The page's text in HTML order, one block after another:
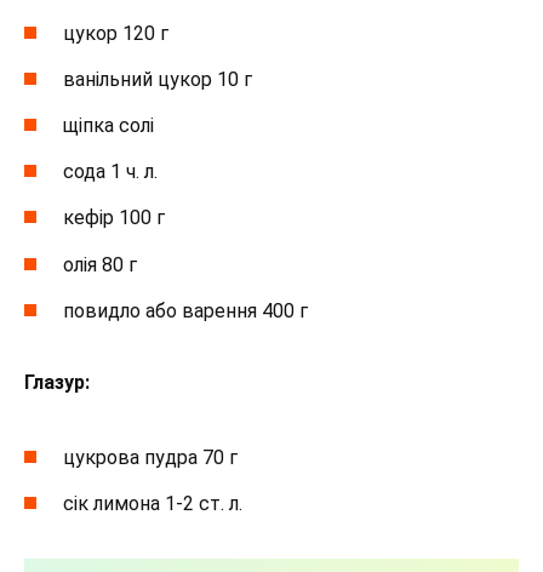
цукор 120 г
ванільний цукор 10 г
щіпка солі
сода 1 ч. л.
кефір 100 г
олія 80 г
повидло або варення 400 г
Глазур:
цукрова пудра 70 г
сік лимона 1-2 ст. л.